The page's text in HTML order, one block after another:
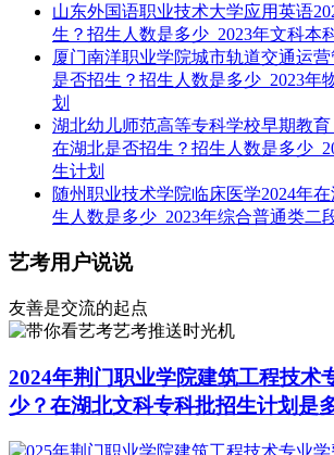
山东外国语职业技术大学应用英语
生？招生人数是多少_2023年文科本
厦门南洋职业学院城市轨道交通运
是否招生？招生人数是多少_2023年
划
湖北幼儿师范高等专科学校早期教
在湖北是否招生？招生人数是多少
生计划
随州职业技术学院临床医学2024年
生人数是多少_2023年综合普通类二
艺考用户说说
友善是交流的起点
艺考推送时光机
2024年荆门职业学院建筑工程技术
少？在湖北文科专科批招生计划是